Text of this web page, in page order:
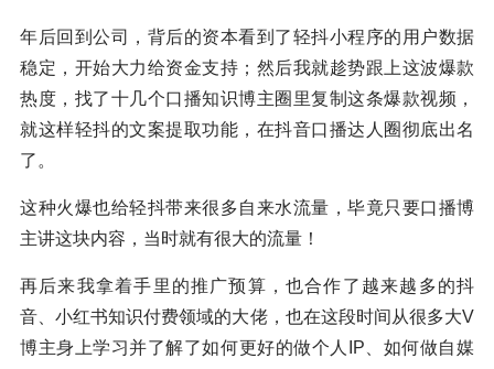
年后回到公司，背后的资本看到了轻抖小程序的用户数据
稳定，开始大力给资金支持；然后我就趁势跟上这波爆款
热度，找了十几个口播知识博主圈里复制这条爆款视频，
就这样轻抖的文案提取功能，在抖音口播达人圈彻底出名
了。
这种火爆也给轻抖带来很多自来水流量，毕竟只要口播博
主讲这块内容，当时就有很大的流量！
再后来我拿着手里的推广预算，也合作了越来越多的抖
音、小红书知识付费领域的大佬，也在这段时间从很多大V
博主身上学习并了解了如何更好的做个人IP、如何做自媒